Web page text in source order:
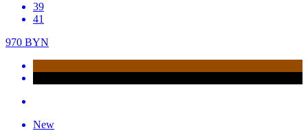
39
41
970 BYN
New